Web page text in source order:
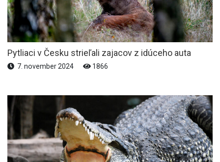
Pytliaci v Česku strieľali zajacov z idúceho auta
7. november 2024 1866